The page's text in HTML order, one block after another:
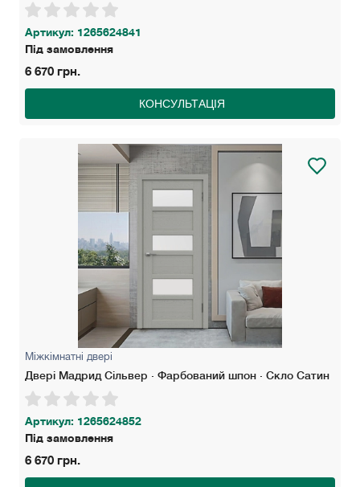
Артикул: 1265624841
Під замовлення
6 670 грн.
КОНСУЛЬТАЦІЯ
Міжкімнатні двері
Двері Мадрид Сільвер · Фарбований шпон · Скло Сатин
Артикул: 1265624852
Під замовлення
6 670 грн.